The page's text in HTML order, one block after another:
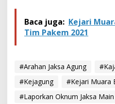
Baca juga: Kejari
Tim Pakem 2021
#Arahan Jaksa Agung
#Kejagung
#Kejari Muara
#Laporkan Oknum Jaksa